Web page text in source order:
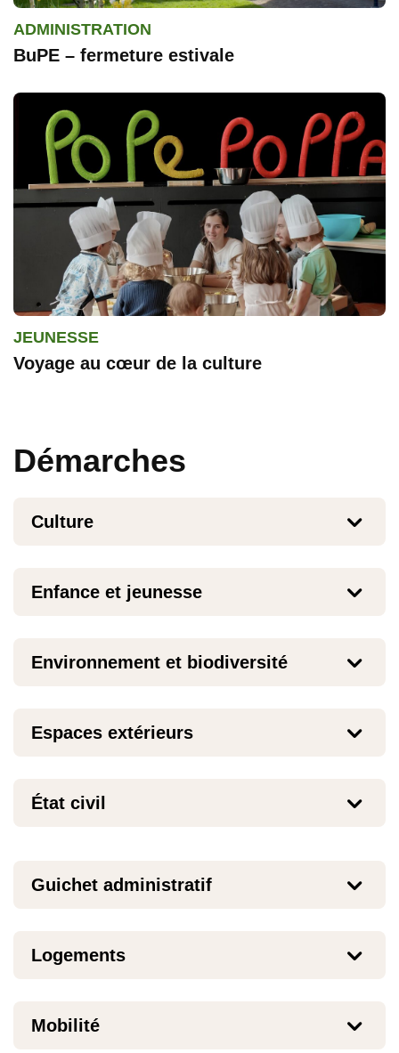
ADMINISTRATION
BuPE – fermeture estivale
JEUNESSE
Voyage au cœur de la culture
Démarches
Culture
Enfance et jeunesse
Environnement et biodiversité
Espaces extérieurs
État civil
Guichet administratif
Logements
Mobilité